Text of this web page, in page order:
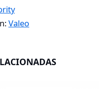
Valeo